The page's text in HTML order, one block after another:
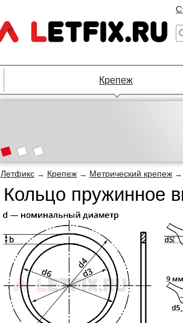
Крепеж
Летфикс → Крепеж → Метрический крепеж
Кольцо пружинное